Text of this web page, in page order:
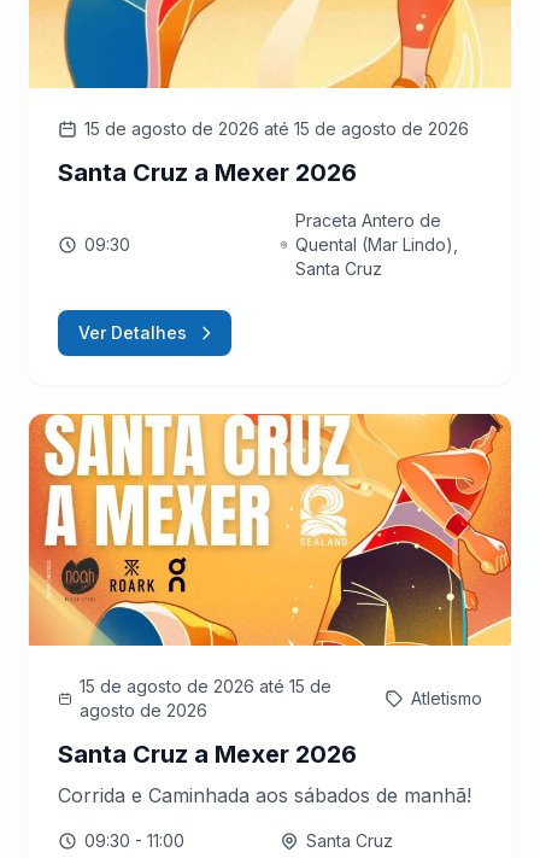
15 de agosto de 2026 até 15 de agosto de 2026
Santa Cruz a Mexer 2026
09:30
Praceta Antero de
Quental (Mar Lindo),
Santa Cruz
Ver Detalhes
15 de agosto de 2026 até 15 de
agosto de 2026
Atletismo
Santa Cruz a Mexer 2026
Corrida e Caminhada aos sábados de manhã!
09:30 - 11:00 Santa Cruz